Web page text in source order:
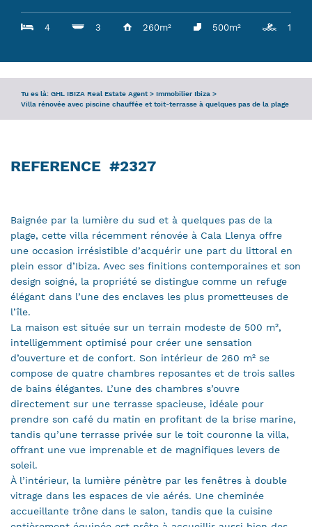
4 3 260m² 500m² 1
Tu es là: GHL IBIZA Real Estate Agent > Immobilier Ibiza >
Villa rénovée avec piscine chauffée et toit-terrasse à quelques pas de la plage
REFERENCE #2327
Baignée par la lumière du sud et à quelques pas de la
plage, cette villa récemment rénovée à Cala Llenya offre
une occasion irrésistible d’acquérir une part du littoral en
plein essor d’Ibiza. Avec ses finitions contemporaines et son
design soigné, la propriété se distingue comme un refuge
élégant dans l’une des enclaves les plus prometteuses de
l’île.
La maison est située sur un terrain modeste de 500 m²,
intelligemment optimisé pour créer une sensation
d’ouverture et de confort. Son intérieur de 260 m² se
compose de quatre chambres reposantes et de trois salles
de bains élégantes. L’une des chambres s’ouvre
directement sur une terrasse spacieuse, idéale pour
prendre son café du matin en profitant de la brise marine,
tandis qu’une terrasse privée sur le toit couronne la villa,
offrant une vue imprenable et de magnifiques levers de
soleil.
À l’intérieur, la lumière pénètre par les fenêtres à double
vitrage dans les espaces de vie aérés. Une cheminée
accueillante trône dans le salon, tandis que la cuisine